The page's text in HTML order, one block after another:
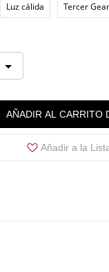
Luz cálida Tercer Gear
AÑADIR AL CARRITO
Añadir a la